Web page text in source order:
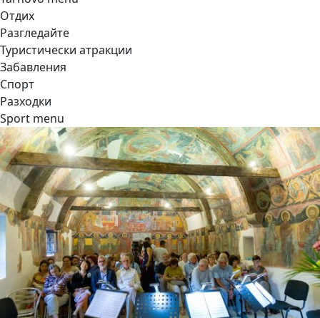
Отдих
Разгледайте
Туристически атракции
Забавления
Спорт
Разходки
Sport menu